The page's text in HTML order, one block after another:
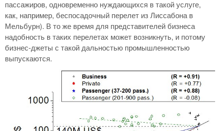
пассажиров, одновременно нуждающихся в такой услуге,
как, например, беспосадочный перелет из Лиссабона в
Мельбурн). В то же время для представителей бизнеса
надобность в таких перелетах может возникнуть, и потому
бизнес-джеты с такой дальностью промышленностью
выпускаются.